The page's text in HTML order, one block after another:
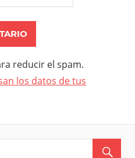
reducir el spam.
los datos de tus